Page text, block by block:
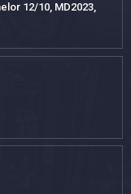
12/10, MD2023,